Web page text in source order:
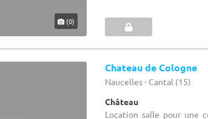
(0)
Chateau de Cologne
Naucelles - Cantal (15)
Château
Location salle pour une